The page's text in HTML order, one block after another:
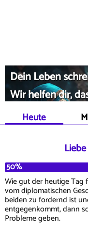
Dein Leben
Wir helfen dir,
Heute
50%
Wie gut der heutige
vom diplomatischen
beiden zu fordernd ist
entgegenkommt, dann
Probleme geben.